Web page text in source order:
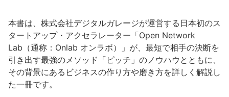
本書は、株式会社デジタルガレージが運営する日本初のス
タートアップ・アクセラレーター「Open Network
Lab（通称：Onlab オンラボ）」が、最短で相手の決断を
引き出す最強のメソッド「ピッチ」のノウハウとともに、
その背景にあるビジネスの作り方や磨き方を詳しく解説し
た一冊です。